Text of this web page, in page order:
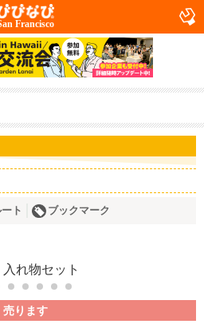
Francisco
ト ブックマーク
売ります